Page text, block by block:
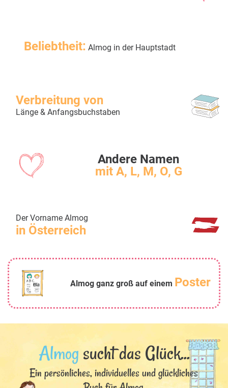
Beliebtheit: Almog in der Hauptstadt
Verbreitung von
Länge & Anfangsbuchstaben
Andere Namen
mit A, L, M, O, G
Der Vorname Almog
in Österreich
Almog ganz groß auf einem Poster
Almog sucht das Glück...
Ein persönliches, individuelles und glückliches